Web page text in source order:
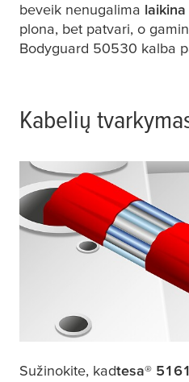
beveik nenugalima
plona, bet patvari, o
Bodyguard 50530 kalba
Kabelių
Sužinokite, kadtesa®